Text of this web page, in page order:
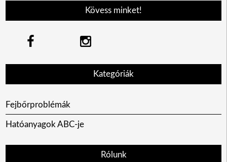
Kövess minket!
Kategóriák
Fejbőrproblémák
Hatóanyagok ABC-je
Rólunk